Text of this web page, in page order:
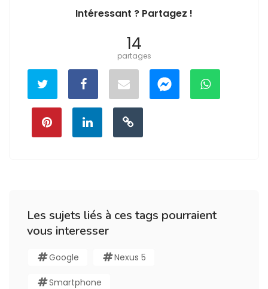
Intéressant ? Partagez !
14
partages
Les sujets liés à ces tags pourraient
vous interesser
Google Nexus 5
Smartphone